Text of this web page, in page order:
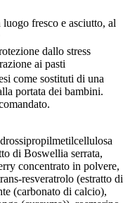
fresco e asciutto, al
dallo stress
ai pasti
come sostituti di una
portata dei bambini.
di Boswellia serrata,
concentrato in polvere,
resveratrolo (estratto di
(carbonato di calcio),